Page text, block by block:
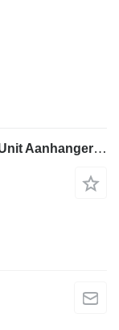
Waterkracht Diesel Warme Hogedruk Unit Aanhanger 18 L / min 350 Bar